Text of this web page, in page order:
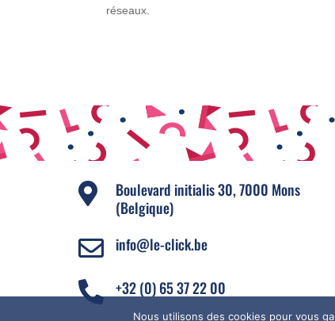
réseaux.

Boulevard initialis 30, 7000 Mons
(Belgique)
 info@le-click.be
 +32 (0) 65 37 22 00
Nous utilisons des cookies pour vous